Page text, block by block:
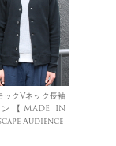
ックVネック長袖
【MADE IN
Audience